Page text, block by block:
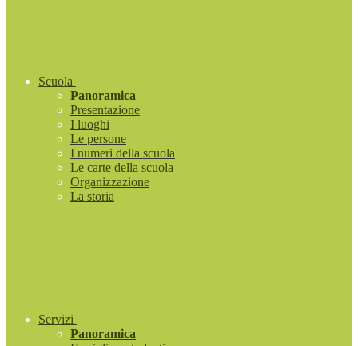
Scuola
Panoramica
Presentazione
I luoghi
Le persone
I numeri della scuola
Le carte della scuola
Organizzazione
La storia
Servizi
Panoramica